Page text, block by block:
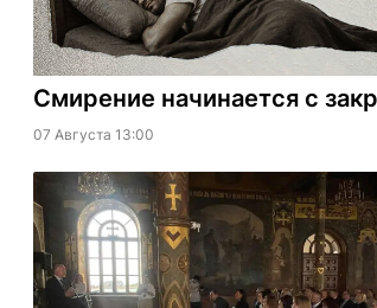
Смирение начинается с
07 Августа 13:00